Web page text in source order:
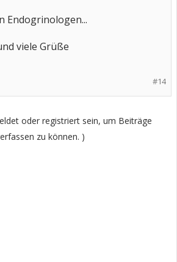
Endogrinologen...
viele Grüße
#14
oder registriert sein, um Beiträge
zu können. )